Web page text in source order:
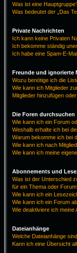
Was ist eine
Was bedeutet der „Das
Private Nachrichten
Ich kann keine Privaten
Ich bekomme ständig
Ich habe eine Spam-E-
Freunde und ignorierte
Wozu benötige ich die
Wie kann ich Mitglieder
Mitglieder hinzufügen
Die Foren durchsuchen
Wie kann ich ein Forum
Weshalb erhalte ich bei
Warum bekomme ich bei
Wie kann ich nach
Wie kann ich meine
Abonnements und
Was ist der Unterschied
für ein Thema oder
Wie kann ich ein
Wie kann ich ein Forum
Wie deaktiviere ich meine
Dateianhänge
Welche Dateianhänge
Kann ich eine Übersicht